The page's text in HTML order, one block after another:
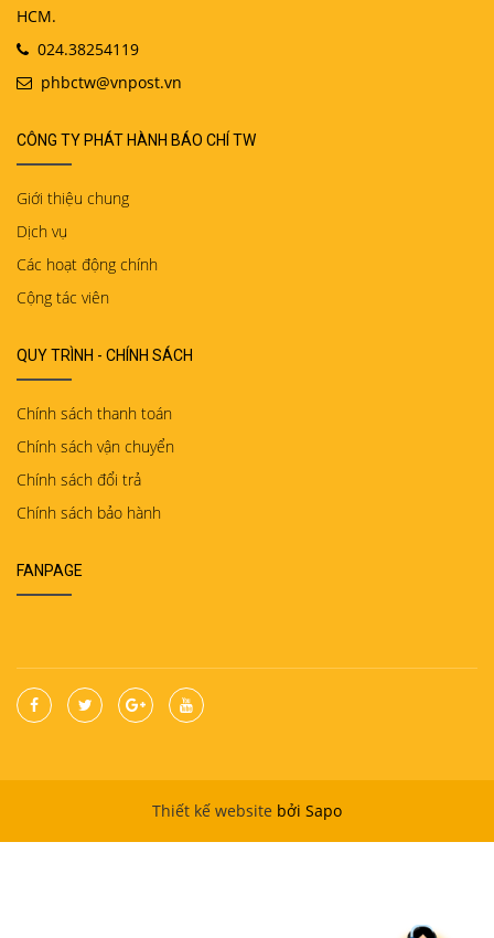
HCM.
024.38254119
phbctw@vnpost.vn
CÔNG TY PHÁT HÀNH BÁO CHÍ TW
Giới thiệu chung
Dịch vụ
Các hoạt động chính
Cộng tác viên
QUY TRÌNH - CHÍNH SÁCH
Chính sách thanh toán
Chính sách vận chuyển
Chính sách đổi trả
Chính sách bảo hành
FANPAGE
Thiết kế website bởi Sapo